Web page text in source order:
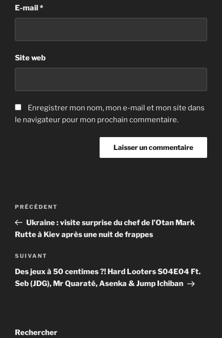
E-mail*
Site web
Enregistrer mon nom, mon e-mail et mon site dans
le navigateur pour mon prochain commentaire.
Navigation
l’article
Article
précédent
PRÉCÉDENT
Ukraine : visite surprise du chef de l’Otan Mark
Rutte à Kiev après une nuit de frappes
Article
suivant
SUIVANT
Des jeux à 50 centimes ?! Hard Looters S04E04 Ft.
Seb (JDG), Mr Quaraté, Asenka & Jump Ichiban
Rechercher